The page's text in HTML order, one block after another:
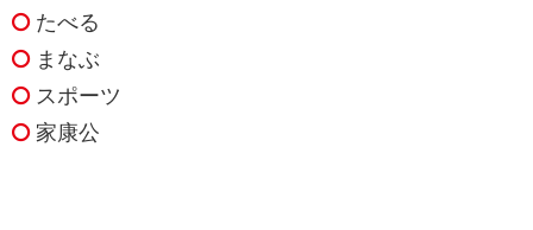
たべる
まなぶ
スポーツ
家康公